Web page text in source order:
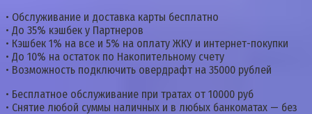
• Обслуживание и доставка карты бесплатно
• До 35% кэшбек у Партнеров
• Кэшбек 1% на все и 5% на оплату ЖКУ и интернет-покупки
• До 10% на остаток по Накопительному счету
• Возможность подключить овердрафт на 35000 рублей
• Бесплатное обслуживание при тратах от 10000 руб
• Снятие любой суммы наличных и в любых банкоматах — без